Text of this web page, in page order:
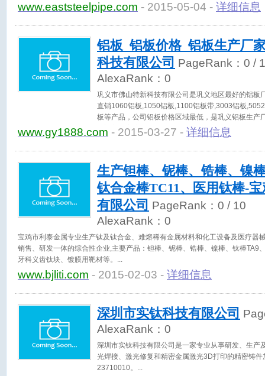
www.eaststeelpipe.com - 2015-05-04 - 详细信息
铝板_铝板价格_铝板生产厂
科技有限公司 PageRank： 0 /
AlexaRank： 0
巩义市佛山特新科技有限公司是巩义地区最好的铝板
直销1060铝板,1050铝板,1100铝板带,3003铝板
板等产品，公司铝板价格区域最低，是巩义铝板生产
欢迎新老客户订购，联系人：张经理，联系电话：
http://www.gy1888.com
www.gy1888.com - 2015-03-27 - 详细信息
生产钽棒、铌棒、锆棒、镍
钛合金棒TC11、医用钛棒-
有限公司 PageRank： 0 / 10
AlexaRank： 0
宝鸡市利泰金属专业生产钛及钛合金、难熔稀有金属材料和化工设备及医疗器
销售、研发一体的综合性企业,主要产品：钽棒、铌棒、锆棒、镍棒、钛棒TA9
牙科义齿钛块、镀膜用靶材等。
www.bjliti.com - 2015-02-03 - 详细信息
深圳市实钛科技有限公司
AlexaRank： 0
深圳市实钛科技有限公司是一家专业从事研发、生产
光焊接、激光修复和精密金属激光3D打印的精密铸
23710010。